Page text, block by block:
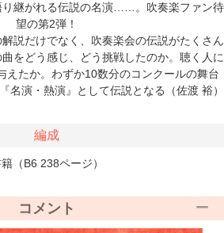
り継がれる伝説の名演……。吹奏楽ファン待
望の第2弾！
説だけでなく、吹奏楽会の伝説がたくさん
をどう感じ、どう挑戦したのか。聴く人に
えたか。わずか10数分のコンクールの舞台
名演・熱演』として伝説となる（佐渡 裕）
編成
（B6 238ページ）
コメント